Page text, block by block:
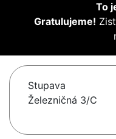
To
Gratulujeme!
Stupava
Železničná 3/C